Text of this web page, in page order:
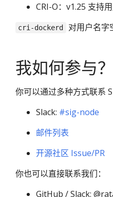
CRI-O：v1.25 支持
cri-dockerd 对用户名字
我如何参与？
你可以通过多种方式联系
Slack: #sig-node
邮件列表
开源社区 Issue/PR
你也可以直接联系我们：
GitHub / Slack: